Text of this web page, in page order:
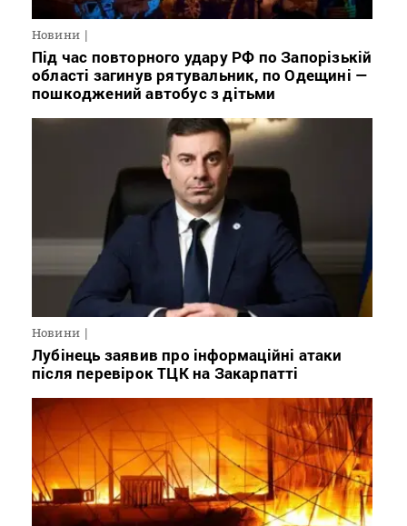
Новини
Під час повторного удару РФ по Запорізькій
області загинув рятувальник, по Одещині —
пошкоджений автобус з дітьми
Новини
Лубінець заявив про інформаційні атаки
після перевірок ТЦК на Закарпатті